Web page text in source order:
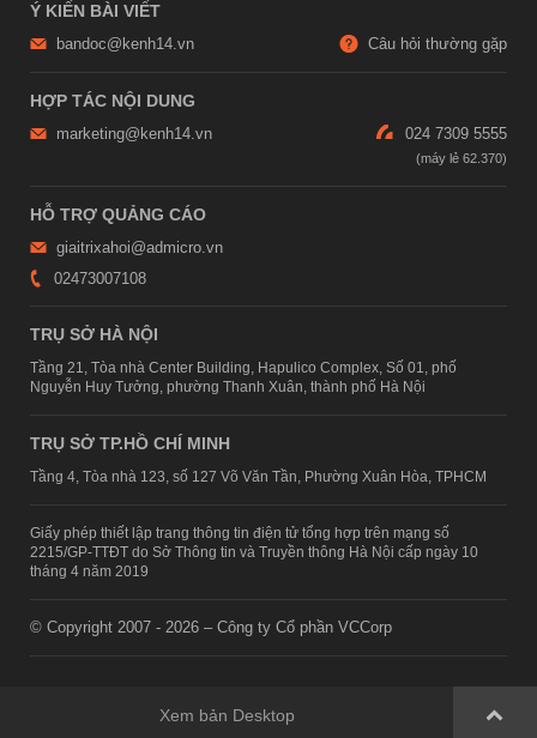
Ý KIẾN BÀI VIẾT
bandoc@kenh14.vn Câu hỏi thường gặp
HỢP TÁC NỘI DUNG
marketing@kenh14.vn 024 7309 5555
HỖ TRỢ QUẢNG CÁO
giaitrixahoi@admicro.vn
02473007108
TRỤ SỞ HÀ NỘI
Tầng 21, Tòa nhà Center Building, Hapulico Complex, Số 01, phố
Nguyễn Huy Tưởng, phường Thanh Xuân, thành phố Hà Nội
TRỤ SỞ TP.HỒ CHÍ MINH
Tầng 4, Tòa nhà 123, số 127 Võ Văn Tần, Phường Xuân Hòa, TPHCM
Giấy phép thiết lập trang thông tin điện tử tổng hợp trên mạng số
2215/GP-TTĐT do Sở Thông tin và Truyền thông Hà Nội cấp ngày 10
tháng 4 năm 2019
© Copyright 2007 - 2026 – Công ty Cổ phần VCCorp
Xem bản Desktop